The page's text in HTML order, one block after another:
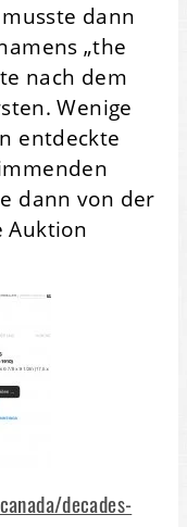
dann
„the
nach dem
Wenige
entdeckte
dann von der
Auktion
decades-